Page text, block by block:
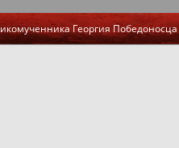
Георгия Победоносца